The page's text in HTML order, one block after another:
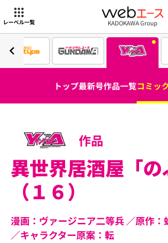
レーベル一覧 webエース
KADOKAWA Group
トップ最新号作品一覧コミッ
作品
異世界居酒屋「
（１６）
漫画：ヴァージニア二等兵
原作
キャラクター原案：転